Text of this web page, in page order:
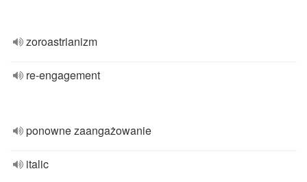
zoroastrianizm
re-engagement
ponowne zaangażowanie
italic